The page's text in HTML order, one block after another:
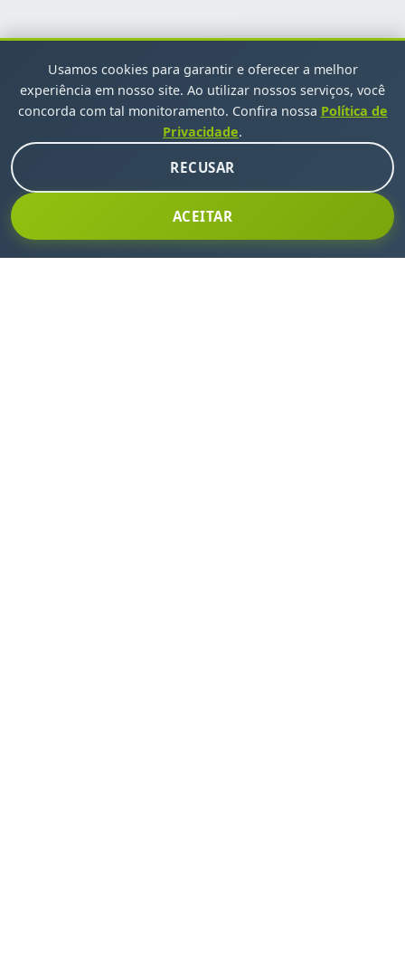
Usamos cookies para garantir e oferecer a melhor
experiência em nosso site. Ao utilizar nossos serviços, você
concorda com tal monitoramento. Confira nossa Política de
Privacidade.
RECUSAR
ACEITAR